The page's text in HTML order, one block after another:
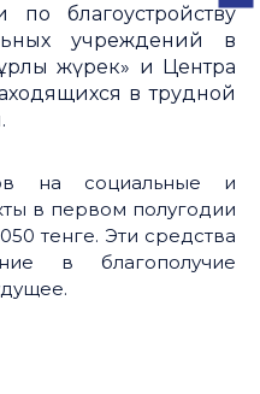
по благоустройству
учреждений в
жүрек» и Центра
в трудной
на социальные и
в первом полугодии
тенге. Эти средства
в благополучие